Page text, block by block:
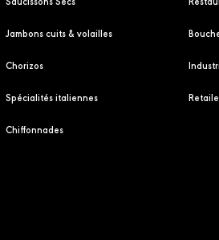
Jambons cuits & volailles
Chorizos
Spécialités italiennes
Chiffonnades